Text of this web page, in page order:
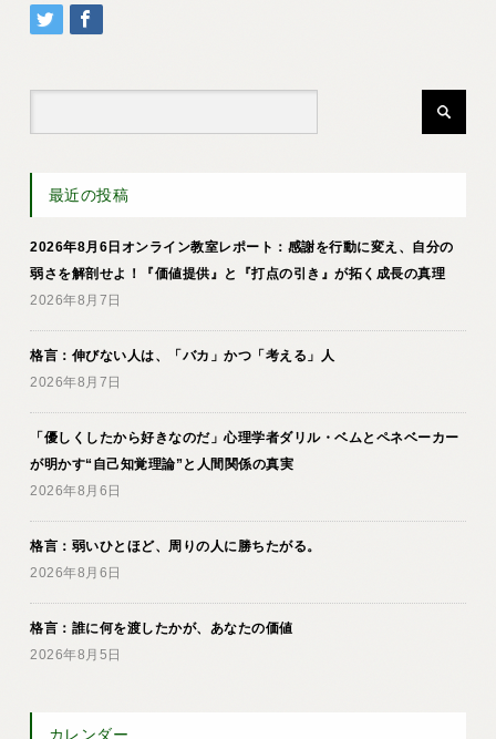
最近の投稿
2026年8月6日オンライン教室レポート：感謝を行動に変え、自分の
弱さを解剖せよ！『価値提供』と『打点の引き』が拓く成長の真理
2026年8月7日
格言：伸びない人は、「バカ」かつ「考える」人
2026年8月7日
「優しくしたから好きなのだ」心理学者ダリル・ベムとペネベーカー
が明かす“自己知覚理論”と人間関係の真実
2026年8月6日
格言：弱いひとほど、周りの人に勝ちたがる。
2026年8月6日
格言：誰に何を渡したかが、あなたの価値
2026年8月5日
カレンダー